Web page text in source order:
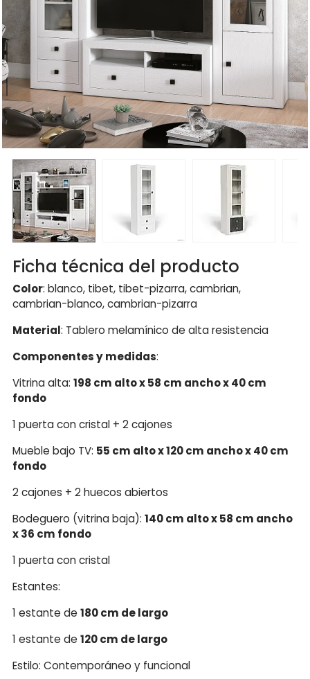
Ficha técnica del producto
Color: blanco, tibet, tibet-pizarra, cambrian,
cambrian-blanco, cambrian-pizarra
Material: Tablero melamínico de alta resistencia
Componentes y medidas:
Vitrina alta: 198 cm alto x 58 cm ancho x 40 cm
fondo
1 puerta con cristal + 2 cajones
Mueble bajo TV: 55 cm alto x 120 cm ancho x 40 cm
fondo
2 cajones + 2 huecos abiertos
Bodeguero (vitrina baja): 140 cm alto x 58 cm ancho
x 36 cm fondo
1 puerta con cristal
Estantes:
1 estante de 180 cm de largo
1 estante de 120 cm de largo
Estilo: Contemporáneo y funcional